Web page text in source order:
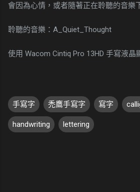
會因為心情，或者隨著正在聆聽的音樂
聆聽的音樂：A_Quiet_Thought
使用 Wacom Cintiq Pro 13HD 手寫液晶
手寫字 禿鷹手寫字 寫字
handwriting lettering